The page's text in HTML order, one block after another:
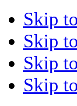
Skip
Skip
Skip
Skip